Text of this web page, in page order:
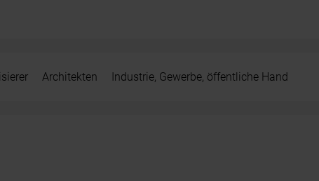
Architekten Industrie, Gewerbe, öffentliche Hand